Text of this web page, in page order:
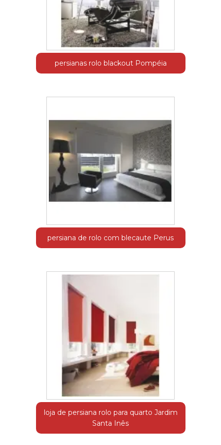
persianas rolo blackout Pompéia
persiana de rolo com blecaute Perus
loja de persiana rolo para quarto Jardim
Santa Inês